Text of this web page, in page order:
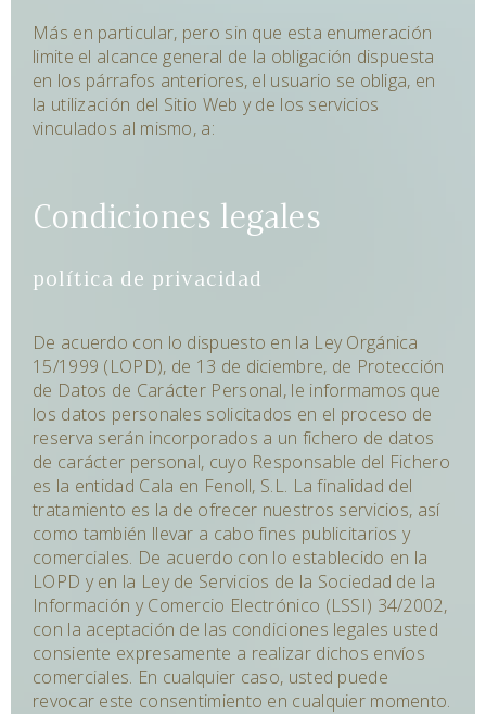
Más en particular, pero sin que esta enumeración
limite el alcance general de la obligación dispuesta
en los párrafos anteriores, el usuario se obliga, en
la utilización del Sitio Web y de los servicios
vinculados al mismo, a:
Condiciones legales
política de privacidad
De acuerdo con lo dispuesto en la Ley Orgánica
15/1999 (LOPD), de 13 de diciembre, de Protección
de Datos de Carácter Personal, le informamos que
los datos personales solicitados en el proceso de
reserva serán incorporados a un fichero de datos
de carácter personal, cuyo Responsable del Fichero
es la entidad Cala en Fenoll, S.L. La finalidad del
tratamiento es la de ofrecer nuestros servicios, así
como también llevar a cabo fines publicitarios y
comerciales. De acuerdo con lo establecido en la
LOPD y en la Ley de Servicios de la Sociedad de la
Información y Comercio Electrónico (LSSI) 34/2002,
con la aceptación de las condiciones legales usted
consiente expresamente a realizar dichos envíos
comerciales. En cualquier caso, usted puede
revocar este consentimiento en cualquier momento.